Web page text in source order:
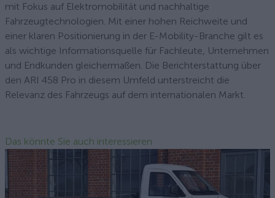
mit Fokus auf Elektromobilität und nachhaltige
Fahrzeugtechnologien. Mit einer hohen Reichweite und
einer klaren Positionierung in der E-Mobility-Branche gilt es
als wichtige Informationsquelle für Fachleute, Unternehmen
und Endkunden gleichermaßen. Die Berichterstattung über
den ARI 458 Pro in diesem Umfeld unterstreicht die
Relevanz des Fahrzeugs auf dem internationalen Markt.
Das könnte Sie auch interessieren